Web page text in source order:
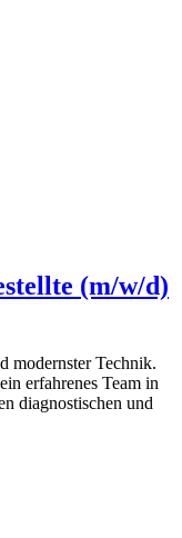
(m/w/d)
modernster Technik.
erfahrenes Team in
diagnostischen und